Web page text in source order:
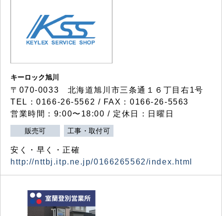
キーロック旭川
〒070-0033 北海道旭川市三条通１６丁目右1号
TEL：0166-26-5562 / FAX：0166-26-5563
営業時間：9:00〜18:00 / 定休日：日曜日
販売可 工事・取付可
安く・早く・正確
http://nttbj.itp.ne.jp/0166265562/index.html